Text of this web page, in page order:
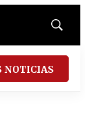
Mostrar
NOTICIAS